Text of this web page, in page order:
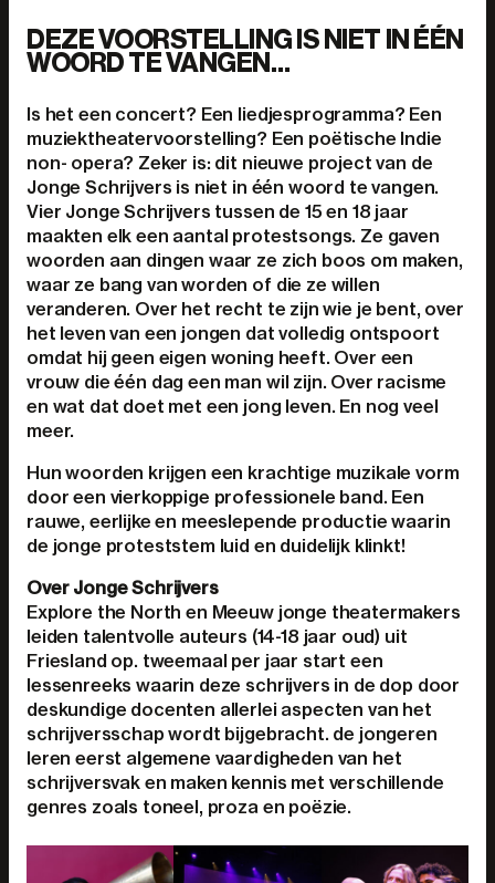
DEZE VOORSTELLING IS NIET IN ÉÉN
WOORD TE VANGEN…
Is het een concert? Een liedjesprogramma? Een
muziektheatervoorstelling? Een poëtische Indie
non- opera? Zeker is: dit nieuwe project van de
Jonge Schrijvers is niet in één woord te vangen.
Vier Jonge Schrijvers tussen de 15 en 18 jaar
maakten elk een aantal protestsongs. Ze gaven
woorden aan dingen waar ze zich boos om maken,
waar ze bang van worden of die ze willen
veranderen. Over het recht te zijn wie je bent, over
het leven van een jongen dat volledig ontspoort
omdat hij geen eigen woning heeft. Over een
vrouw die één dag een man wil zijn. Over racisme
en wat dat doet met een jong leven. En nog veel
meer.
Hun woorden krijgen een krachtige muzikale vorm
door een vierkoppige professionele band. Een
rauwe, eerlijke en meeslepende productie waarin
de jonge proteststem luid en duidelijk klinkt!
Over Jonge Schrijvers
Explore the North en Meeuw jonge theatermakers
leiden talentvolle auteurs (14-18 jaar oud) uit
Friesland op. tweemaal per jaar start een
lessenreeks waarin deze schrijvers in de dop door
deskundige docenten allerlei aspecten van het
schrijversschap wordt bijgebracht. de jongeren
leren eerst algemene vaardigheden van het
schrijversvak en maken kennis met verschillende
genres zoals toneel, proza en poëzie.